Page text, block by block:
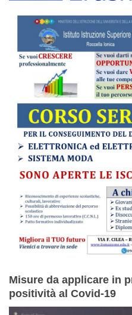
Misure da applicare in
positività al Covid-19